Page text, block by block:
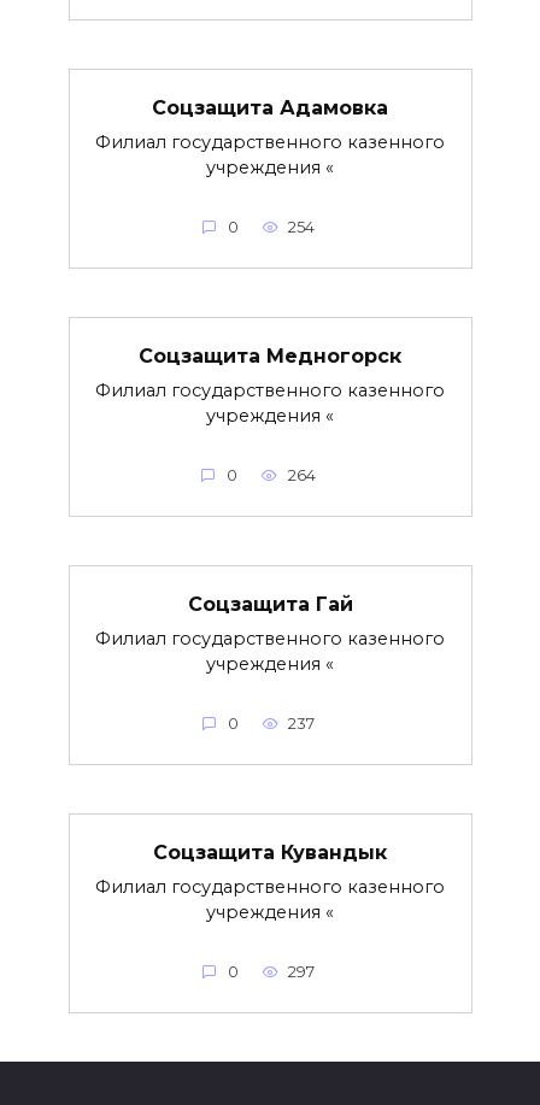
Соцзащита Адамовка
Филиал государственного казенного
учреждения «
0 254
Соцзащита Медногорск
Филиал государственного казенного
учреждения «
0 264
Соцзащита Гай
Филиал государственного казенного
учреждения «
0 237
Соцзащита Кувандык
Филиал государственного казенного
учреждения «
0 297